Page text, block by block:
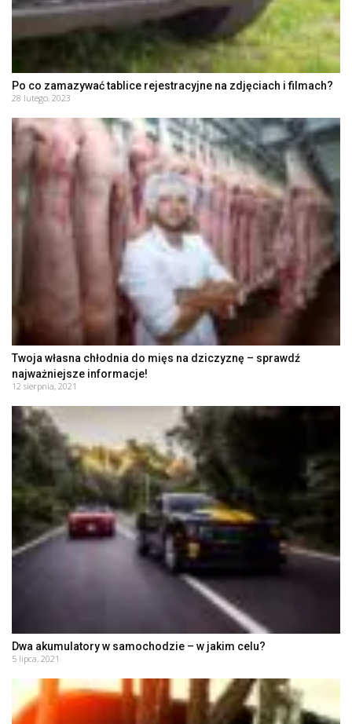
Po co zamazywać tablice rejestracyjne na zdjęciach i filmach?
28 lutego, 2023
Twoja własna chłodnia do mięs na dziczyznę – sprawdź
najważniejsze informacje!
12 sierpnia, 2021
Dwa akumulatory w samochodzie – w jakim celu?
5 lipca, 2021